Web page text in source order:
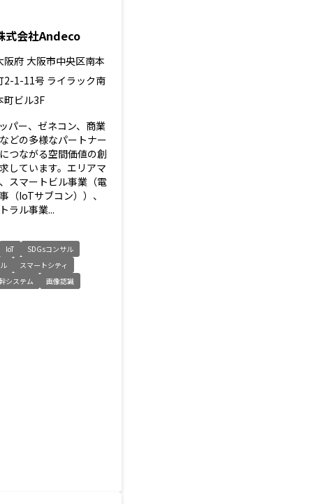
式会社Andeco
阪府 大阪市中央区南本
2-1-11号 ライラック南
町ビル3F
パー、ゼネコン、商業
どの多様なパートナー
つながる空間価値の創
しています。エリアマ
スマートビル事業（電
（IoTサブコン））、
ラル事業...
IoT
SDGsコンサル
スマートシティ
システム
画像認識